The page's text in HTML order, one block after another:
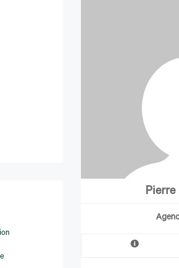
Pierre